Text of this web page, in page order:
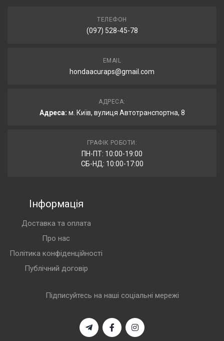
ТЕЛЕФОН
(097) 528-45-78
EMAIL
hondaacuraps@gmail.com
АДРЕСА:
Адреса: м. Київ, вулиця Автотранспортна, 8
ГРАФІК РОБОТИ:
ПН-ПТ: 10:00-19:00
СБ-НД: 10:00-17:00
Інформація
Доставка та оплата
Про нас
Політика конфіденційності
Публічний договір
Підписуйтесь на наші соціальні мережі